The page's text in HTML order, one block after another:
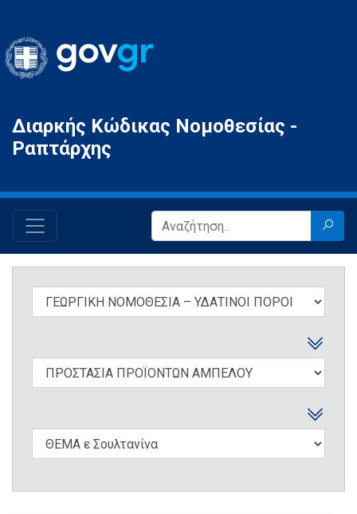
Gov.gr
Διαρκής Κώδικας Νομοθεσίας -
Ραπτάρχης